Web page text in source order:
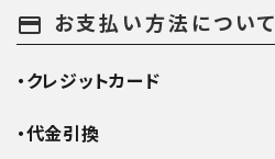
payment お支払い方法について
・クレジットカード
・代金引換